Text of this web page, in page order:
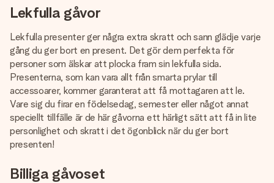
Lekfulla gåvor
Lekfulla presenter ger några extra skratt och sann glädje varje
gång du ger bort en present. Det gör dem perfekta för
personer som älskar att plocka fram sin lekfulla sida.
Presenterna, som kan vara allt från smarta prylar till
accessoarer, kommer garanterat att få mottagaren att le.
Vare sig du firar en födelsedag, semester eller något annat
speciellt tillfälle är de här gåvorna ett härligt sätt att få in lite
personlighet och skratt i det ögonblick när du ger bort
presenten!
Billiga gåvoset